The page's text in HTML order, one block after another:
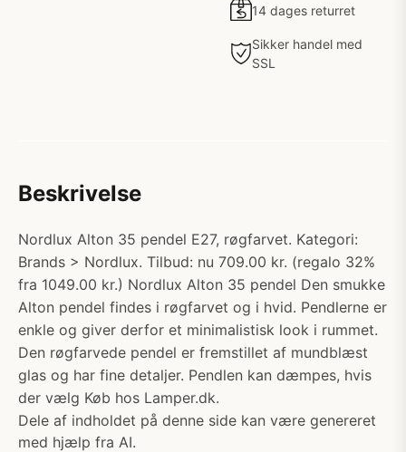
14 dages returret
Sikker handel med
SSL
Beskrivelse
Nordlux Alton 35 pendel E27, røgfarvet. Kategori:
Brands > Nordlux. Tilbud: nu 709.00 kr. (regalo 32%
fra 1049.00 kr.) Nordlux Alton 35 pendel Den smukke
Alton pendel findes i røgfarvet og i hvid. Pendlerne er
enkle og giver derfor et minimalistisk look i rummet.
Den røgfarvede pendel er fremstillet af mundblæst
glas og har fine detaljer. Pendlen kan dæmpes, hvis
der vælg Køb hos Lamper.dk.
Dele af indholdet på denne side kan være genereret
med hjælp fra AI.